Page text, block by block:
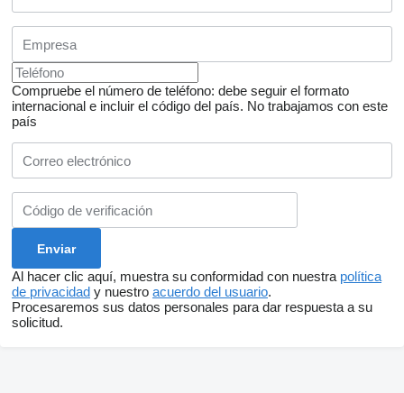
superioara a tubulaturilor pentru a face posibila climatizarea
microbuzului si cand pasagerii inchid grilele individuale
-Furtunele instalatiei de aer conditionat si a instalatiei de incalzire
sunt izolate si fixate cu coliere de plastic si metalice
-USB pentru fiecare pasager destinat incarcarii dispozitivelor
-Radio/USB/AUX/Bluetooth
-treapta decupata la urcare
-lumina pe culoarul de trecere al pasagerilor
-lumina pentru treapta de acces a pasagerilor
-contact general care are rolul de a oprii sau porni toate
sistemele aditionale
-scaune cu sistem de rabatare, cat sa permita un confort mai
bun
multimedia cu carplay si camera marsalier
tempomat
sisteme siguranta GSR2
Compruebe el número de teléfono: debe seguir el formato
internacional e incluir el código del país. No trabajamos con este
país
Al hacer clic aquí, muestra su conformidad con nuestra política
de privacidad y nuestro acuerdo del usuario.
Procesaremos sus datos personales para dar respuesta a su
solicitud.